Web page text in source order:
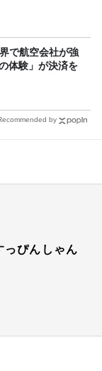
で航空会社が強
体験」が決済を
by
っぴんしゃん